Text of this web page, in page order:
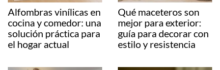
Alfombras vinílicas en
cocina y comedor: una
solución práctica para
el hogar actual
Qué maceteros son
mejor para exterior:
guía para decorar con
estilo y resistencia